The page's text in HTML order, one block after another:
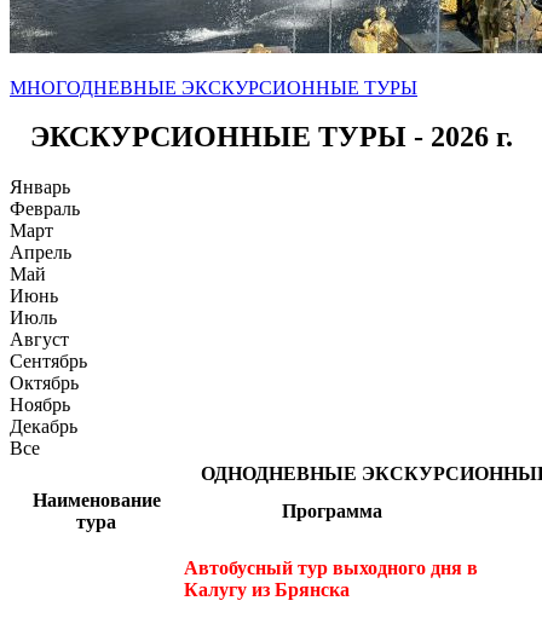
МНОГОДНЕВНЫЕ ЭКСКУРСИОННЫЕ ТУРЫ
ЭКСКУРСИОННЫЕ ТУРЫ - 2026 г.
Январь
Февраль
Март
Апрель
Май
Июнь
Июль
Август
Сентябрь
Октябрь
Ноябрь
Декабрь
Все
ОДНОДНЕВНЫЕ
Наименование
тура
Программа
Автобусный тур выходного дня в
Калугу из Брянска